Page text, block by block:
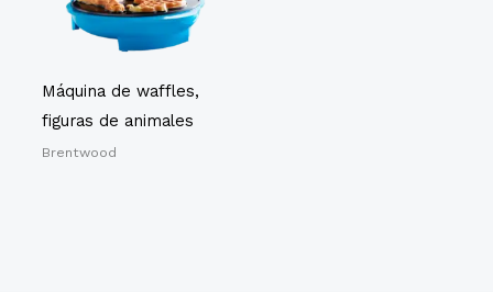
Máquina de waffles,
figuras de animales
Brentwood